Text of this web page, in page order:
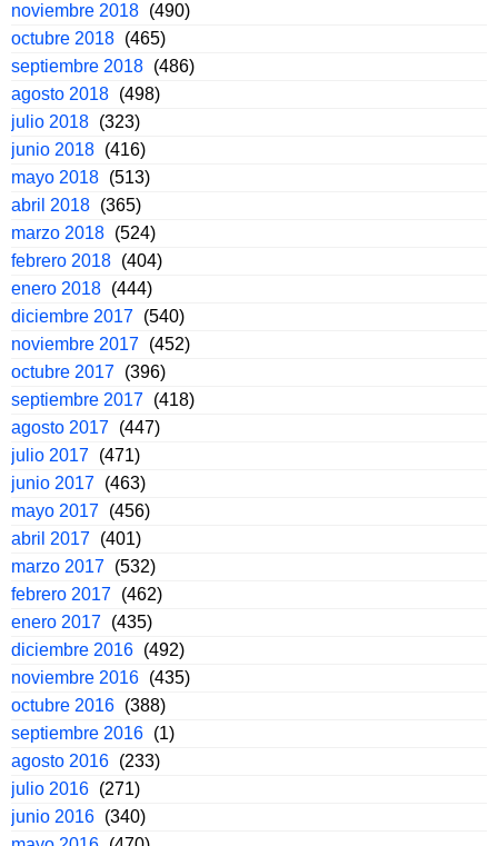
noviembre 2018 (490)
octubre 2018 (465)
septiembre 2018 (486)
agosto 2018 (498)
julio 2018 (323)
junio 2018 (416)
mayo 2018 (513)
abril 2018 (365)
marzo 2018 (524)
febrero 2018 (404)
enero 2018 (444)
diciembre 2017 (540)
noviembre 2017 (452)
octubre 2017 (396)
septiembre 2017 (418)
agosto 2017 (447)
julio 2017 (471)
junio 2017 (463)
mayo 2017 (456)
abril 2017 (401)
marzo 2017 (532)
febrero 2017 (462)
enero 2017 (435)
diciembre 2016 (492)
noviembre 2016 (435)
octubre 2016 (388)
septiembre 2016 (1)
agosto 2016 (233)
julio 2016 (271)
junio 2016 (340)